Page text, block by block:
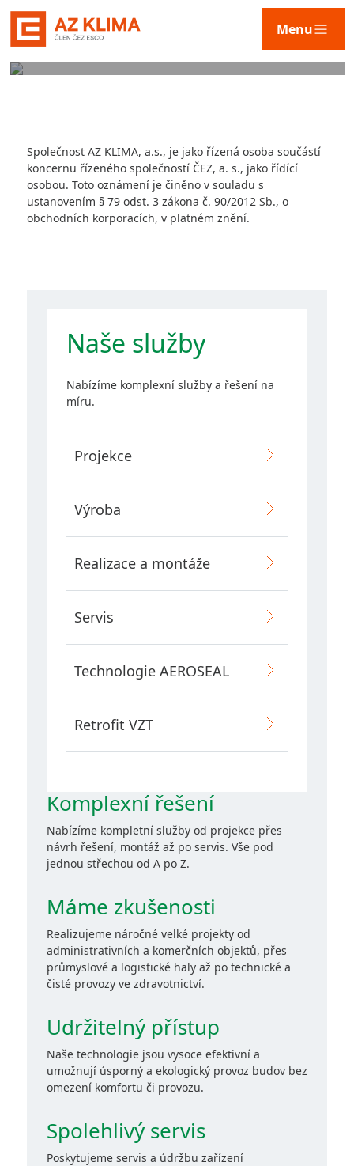
Menu
Technologie
Copyright 2026 AZ KLIMA, a.s.
Všechna práva vyhrazena
NAŠE TECHNOLOGIE
Společnost AZ KLIMA, a.s., je jako řízená osoba součástí
koncernu řízeného společností ČEZ, a. s., jako řídící
osobou. Toto oznámení je činěno v souladu s
ustanovením § 79 odst. 3 zákona č. 90/2012 Sb., o
obchodních korporacích, v platném znění.
Naše služby
Nabízíme komplexní služby a řešení na
míru.
Projekce
Výroba
Realizace a montáže
Servis
Technologie AEROSEAL
Retrofit VZT
Komplexní řešení
Nabízíme kompletní služby od projekce přes
návrh řešení, montáž až po servis. Vše pod
jednou střechou od A po Z.
Máme zkušenosti
Realizujeme náročné velké projekty od
administrativních a komerčních objektů, přes
průmyslové a logistické haly až po technické a
čisté provozy ve zdravotnictví.
Udržitelný přístup
Naše technologie jsou vysoce efektivní a
umožnují úsporný a ekologický provoz budov bez
omezení komfortu či provozu.
Spolehlivý servis
Poskytujeme servis a údržbu zařízení